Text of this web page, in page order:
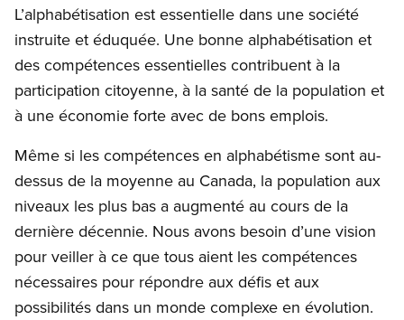
L’alphabétisation est essentielle dans une société
instruite et éduquée. Une bonne alphabétisation et
des compétences essentielles contribuent à la
participation citoyenne, à la santé de la population et
à une économie forte avec de bons emplois.
Même si les compétences en alphabétisme sont au-
dessus de la moyenne au Canada, la population aux
niveaux les plus bas a augmenté au cours de la
dernière décennie. Nous avons besoin d’une vision
pour veiller à ce que tous aient les compétences
nécessaires pour répondre aux défis et aux
possibilités dans un monde complexe en évolution.